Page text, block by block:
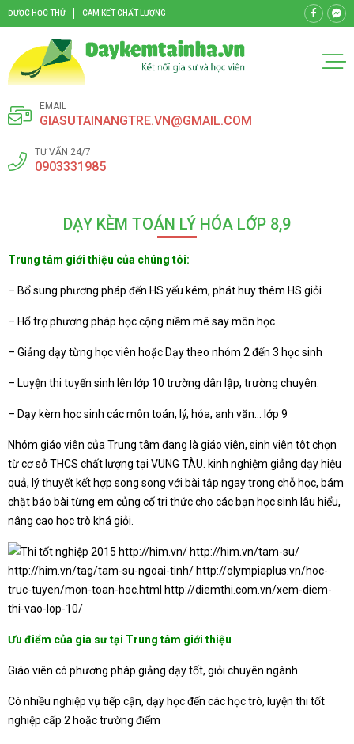
ĐƯỢC HỌC THỬ CAM KẾT CHẤT LƯỢNG
EMAIL
GIASUTAINANGTRE.VN@GMAIL.COM
TƯ VẤN 24/7
0903331985
DẠY KÈM TOÁN LÝ HÓA LỚP 8,9
Trung tâm giới thiệu của chúng tôi:
– Bổ sung phương pháp đến HS yếu kém, phát huy thêm HS giỏi
– Hổ trợ phương pháp học cộng niềm mê say môn học
– Giảng dạy từng học viên hoặc Dạy theo nhóm 2 đến 3 học sinh
– Luyện thi tuyển sinh lên lớp 10 trường dân lập, trường chuyên.
– Dạy kèm học sinh các môn toán, lý, hóa, anh văn… lớp 9
Nhóm giáo viên của Trung tâm đang là giáo viên, sinh viên tôt chọn
từ cơ sở THCS chất lượng tại VUNG TÀU. kinh nghiệm giảng dạy hiệu
quả, lý thuyết kết hợp song song với bài tập ngay trong chỗ học, bám
chặt báo bài từng em củng cố tri thức cho các bạn học sinh lâu hiểu,
nâng cao học trò khá giỏi.
Ưu điểm của gia sư tại Trung tâm giới thiệu
Giáo viên có phương pháp giảng dạy tốt, giỏi chuyên ngành
Có nhiều nghiệp vụ tiếp cận, dạy học đến các học trò, luyện thi tốt
nghiệp cấp 2 hoặc trường điểm